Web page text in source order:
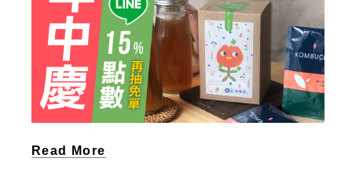
Read More